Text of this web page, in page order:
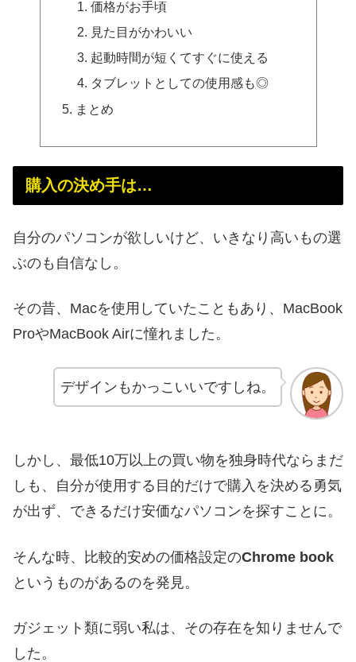
価格がお手頃
見た目がかわいい
起動時間が短くてすぐに使える
タブレットとしての使用感も◎
まとめ
購入の決め手は…
自分のパソコンが欲しいけど、いきなり高いもの選
ぶのも自信なし。
その昔、Macを使用していたこともあり、MacBook
ProやMacBook Airに憧れました。
デザインもかっこいいですしね。
しかし、最低10万以上の買い物を独身時代ならまだ
しも、自分が使用する目的だけで購入を決める勇気
が出ず、できるだけ安価なパソコンを探すことに。
そんな時、比較的安めの価格設定のChrome book
というものがあるのを発見。
ガジェット類に弱い私は、その存在を知りませんで
した。